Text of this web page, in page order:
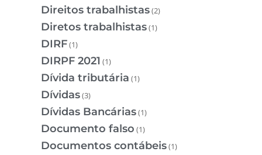
Direitos trabalhistas(2)
Diretos trabalhistas(1)
DIRF(1)
DIRPF 2021 (1)
Dívida tributária (1)
Dívidas(3)
Dívidas Bancárias(1)
Documento falso (1)
Documentos contábeis(1)